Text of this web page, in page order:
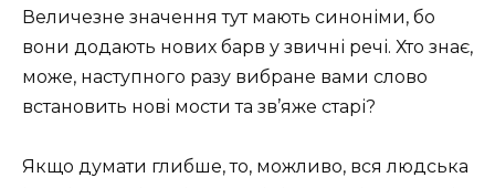
Величезне значення тут мають синоніми, бо
вони додають нових барв у звичні речі. Хто знає,
може, наступного разу вибране вами слово
встановить нові мости та зв’яже старі?
Якщо думати глибше, то, можливо, вся людська